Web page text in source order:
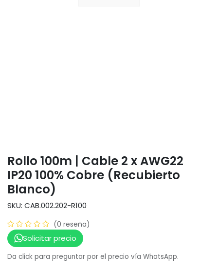
Rollo 100m | Cable 2 x AWG22
IP20 100% Cobre (Recubierto
Blanco)
SKU: CAB.002.202-R100
(0 reseña)
Solicitar precio
Da click para preguntar por el precio vía WhatsApp.